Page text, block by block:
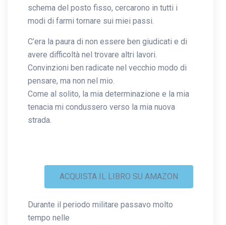
schema del posto fisso, cercarono in tutti i
modi di farmi tornare sui miei passi.
C’era la paura di non essere ben giudicati e di
avere difficoltà nel trovare altri lavori.
Convinzioni ben radicate nel vecchio modo di
pensare, ma non nel mio.
Come al solito, la mia determinazione e la mia
tenacia mi condussero verso la mia nuova
strada.
ACQUISTA IL LIBRO SU AMAZON
Durante il periodo militare passavo molto
tempo nelle